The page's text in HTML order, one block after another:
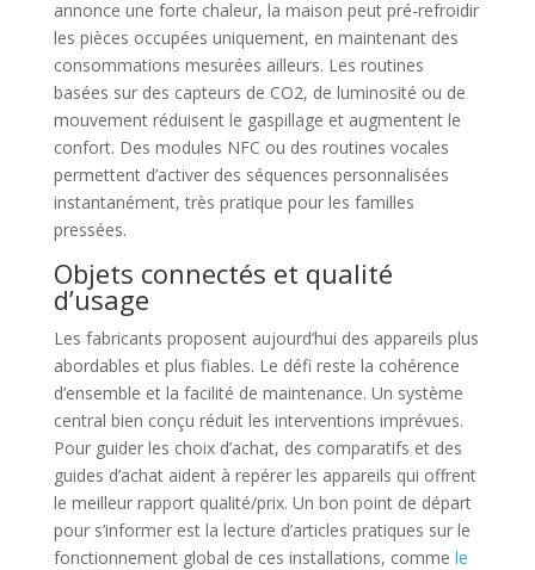
annonce une forte chaleur, la maison peut pré-refroidir
les pièces occupées uniquement, en maintenant des
consommations mesurées ailleurs. Les routines
basées sur des capteurs de CO2, de luminosité ou de
mouvement réduisent le gaspillage et augmentent le
confort. Des modules NFC ou des routines vocales
permettent d’activer des séquences personnalisées
instantanément, très pratique pour les familles
pressées.
Objets connectés et qualité
d’usage
Les fabricants proposent aujourd’hui des appareils plus
abordables et plus fiables. Le défi reste la cohérence
d’ensemble et la facilité de maintenance. Un système
central bien conçu réduit les interventions imprévues.
Pour guider les choix d’achat, des comparatifs et des
guides d’achat aident à repérer les appareils qui offrent
le meilleur rapport qualité/prix. Un bon point de départ
pour s’informer est la lecture d’articles pratiques sur le
fonctionnement global de ces installations, comme le